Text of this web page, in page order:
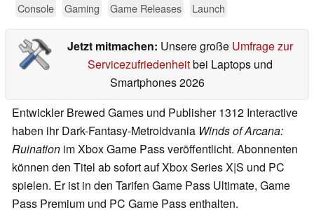
Console Gaming Game Releases Launch
Jetzt mitmachen: Unsere große Umfrage zur
Servicezufriedenheitbei Laptops und
Smartphones 2026
Entwickler Brewed Games und Publisher 1312 Interactive
haben ihr Dark-Fantasy-Metroidvania Winds of Arcana:
Ruination im Xbox Game Pass veröffentlicht. Abonnenten
können den Titel ab sofort auf Xbox Series X|S und PC
spielen. Er ist in den Tarifen Game Pass Ultimate, Game
Pass Premium und PC Game Pass enthalten.